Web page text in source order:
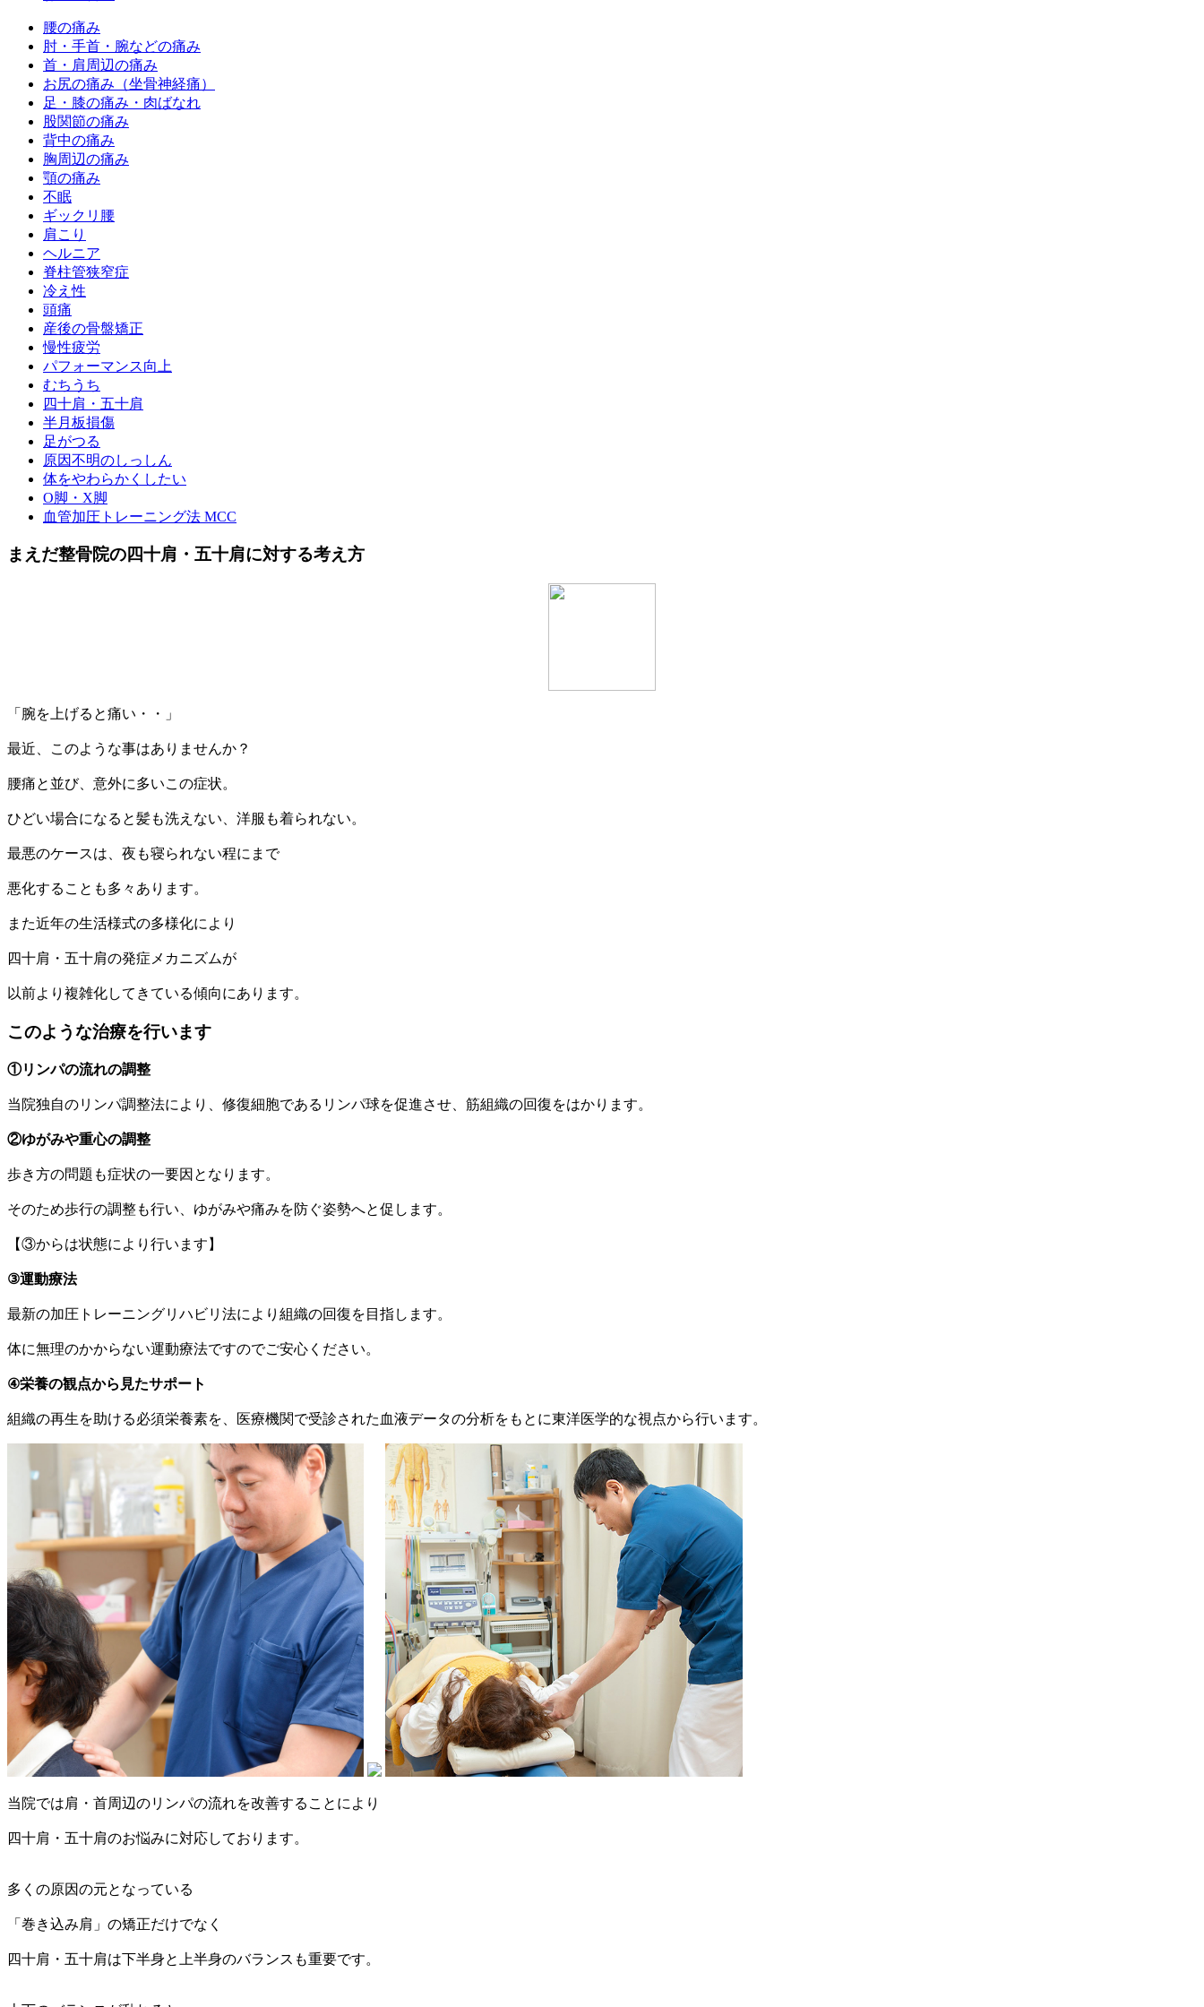
腰の痛み
肘・手首・腕などの痛み
首・肩周辺の痛み
お尻の痛み（坐骨神経痛）
足・膝の痛み・肉ばなれ
股関節の痛み
背中の痛み
胸周辺の痛み
顎の痛み
不眠
ギックリ腰
肩こり
ヘルニア
脊柱管狭窄症
冷え性
頭痛
産後の骨盤矯正
慢性疲労
パフォーマンス向上
むちうち
四十肩・五十肩
半月板損傷
足がつる
原因不明のしっしん
体をやわらかくしたい
O脚・X脚
血管加圧トレーニング法 MCC
まえだ整骨院の四十肩・五十肩に対する考え方
「腕を上げると痛い・・」
最近、このような事はありませんか？
腰痛と並び、意外に多いこの症状。
ひどい場合になると髪も洗えない、洋服も着られない。
最悪のケースは、夜も寝られない程にまで
悪化することも多々あります。
また近年の生活様式の多様化により
四十肩・五十肩の発症メカニズムが
以前より複雑化してきている傾向にあります。
このような治療を行います
①リンパの流れの調整
当院独自のリンパ調整法により、修復細胞であるリンパ球を促進させ、筋組織の回復をはかります。
②ゆがみや重心の調整
歩き方の問題も症状の一要因となります。
そのため歩行の調整も行い、ゆがみや痛みを防ぐ姿勢へと促します。
【③からは状態により行います】
③運動療法
最新の加圧トレーニングリハビリ法により組織の回復を目指します。
体に無理のかからない運動療法ですのでご安心ください。
④栄養の観点から見たサポート
組織の再生を助ける必須栄養素を、医療機関で受診された血液データの分析をもとに東洋医学的な視点から行います。
当院では肩・首周辺のリンパの流れを改善することにより
四十肩・五十肩のお悩みに対応しております。
多くの原因の元となっている
「巻き込み肩」の矯正だけでなく
四十肩・五十肩は下半身と上半身のバランスも重要です。